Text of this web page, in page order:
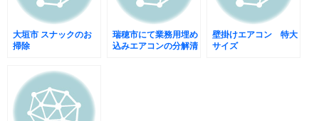
大垣市 スナックのお
掃除
瑞穂市にて業務用埋め
込みエアコンの分解清
壁掛けエアコン 特大
サイズ